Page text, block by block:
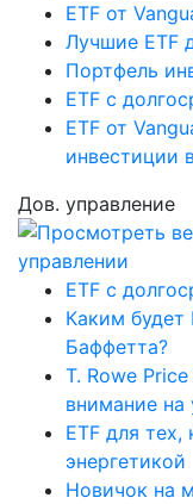
ETF от
Лучшие ETF
Портфель
ETF с
ETF от
инвестиции
Дов. управление
ETF с
Каким будет
Баффетта?
T. Rowe
внимание на
ETF для тех,
энергетикой
Новичок на